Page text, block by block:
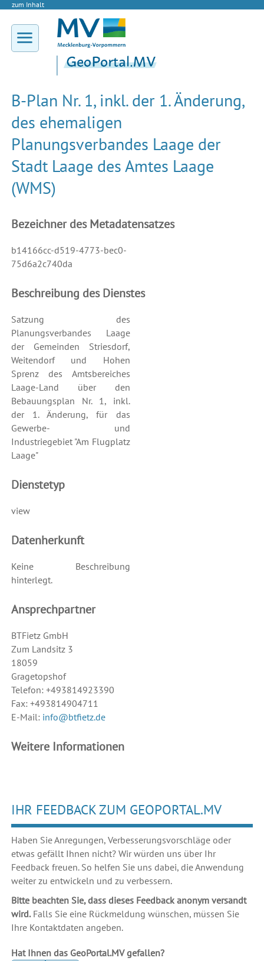
zum Inhalt
B-Plan Nr. 1, inkl. der 1. Änderung,
des ehemaligen
Planungsverbandes Laage der
Stadt Laage des Amtes Laage
(WMS)
Bezeichner des Metadatensatzes
b14166cc-d519-4773-bec0-
75d6a2c740da
Beschreibung des Dienstes
Satzung des
Planungsverbandes Laage
der Gemeinden Striesdorf,
Weitendorf und Hohen
Sprenz des Amtsbereiches
Laage-Land über den
Bebauungsplan Nr. 1, inkl.
der 1. Änderung, für das
Gewerbe- und
Industriegebiet "Am Flugplatz
Laage"
Dienstetyp
view
Datenherkunft
Keine Beschreibung
hinterlegt.
Ansprechpartner
BTFietz GmbH
Zum Landsitz 3
18059
Gragetopshof
Telefon: +493814923390
Fax: +493814904711
E-Mail: info@btfietz.de
Weitere Informationen
IHR FEEDBACK ZUM GEOPORTAL.MV
Haben Sie Anregungen, Verbesserungsvorschläge oder
etwas gefällt Ihnen nicht? Wir würden uns über Ihr
Feedback freuen. So helfen Sie uns dabei, die Anwendung
weiter zu entwickeln und zu verbessern.
Bitte beachten Sie, dass dieses Feedback anonym versandt
wird.Falls Sie eine Rückmeldung wünschen, müssen Sie
Ihre Kontaktdaten angeben.
Hat Ihnen das GeoPortal.MV gefallen?